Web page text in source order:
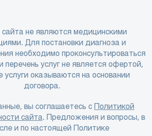
не являются медицинскими
Для постановки диагноза и
необходимо проконсультироваться
перечень услуг не является офертой,
услуги оказываются на основании
договора.
вы соглашаетесь с Политикой
сайта. Предложения и вопросы, в
и по настоящей Политике